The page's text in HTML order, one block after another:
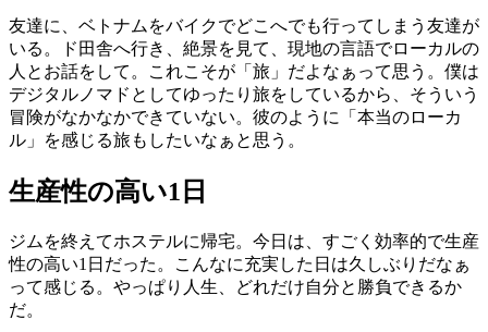
友達に、ベトナムをバイクでどこへでも行ってしまう友達が
いる。ド田舎へ行き、絶景を見て、現地の言語でローカルの
人とお話をして。これこそが「旅」だよなぁって思う。僕は
デジタルノマドとしてゆったり旅をしているから、そういう
冒険がなかなかできていない。彼のように「本当のローカ
ル」を感じる旅もしたいなぁと思う。
生産性の高い1日
ジムを終えてホステルに帰宅。今日は、すごく効率的で生産
性の高い1日だった。こんなに充実した日は久しぶりだなぁ
って感じる。やっぱり人生、どれだけ自分と勝負できるか
だ。